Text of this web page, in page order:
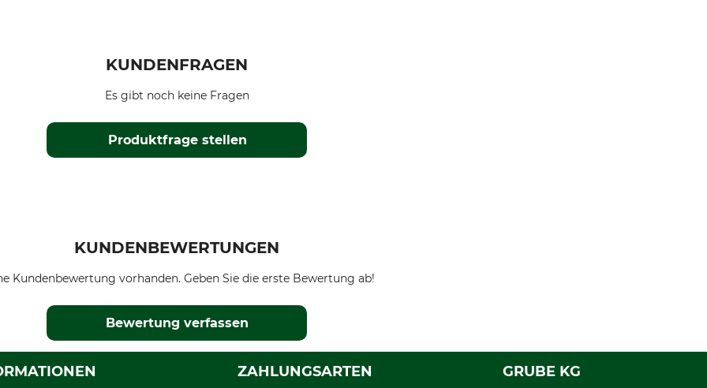
KUNDENFRAGEN
Produktfrage stellen
Es gibt noch keine Fragen
KUNDENBEWERTUNGEN
Kundenbewertung vorhanden. Geben Sie die erste Bewertung ab!
Bewertung verfassen
ZAHLUNGSARTEN GRUBE KG